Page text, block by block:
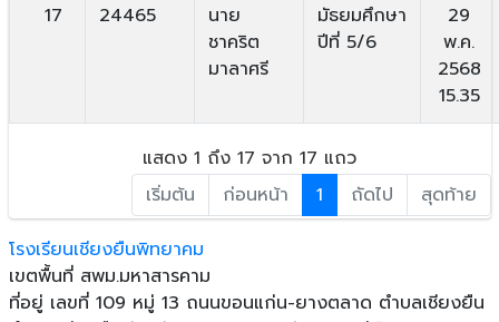
17 24465
นาย
ชาคริต
มาลาศรี
มัธยมศึกษา
ปีที่ 5/6
29
พ.ค.
2568
15.35
แสดง 1 ถึง 17 จาก 17 แถว
เริ่มต้น
ก่อนหน้า 1 ถัดไป สุดท้าย
โรงเรียนเชียงยืนพิทยาคม
เขตพื้นที่ สพม.มหาสารคาม
ที่อยู่ เลขที่ 109 หมู่ 13 ถนนขอนแก่น-ยางตลาด ตําบลเชียงยืน